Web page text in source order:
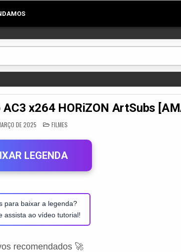
x264 HORiZON ArtSubs
DE 2025 POSTED
IN
FILMES
LEGENDA
para baixar a legenda?
assista ao vídeo tutorial!
recomendados 🚀